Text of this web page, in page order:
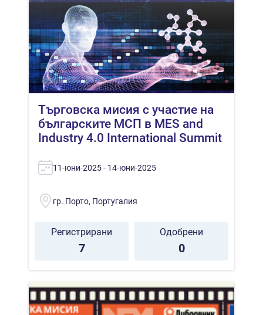
Търговска мисия с участие на
българските МСП в MES and
Industry 4.0 International Summit
11-юни-2025 - 14-юни-2025
гр. Порто, Португалия
Регистрирани
7
Одобрени
0